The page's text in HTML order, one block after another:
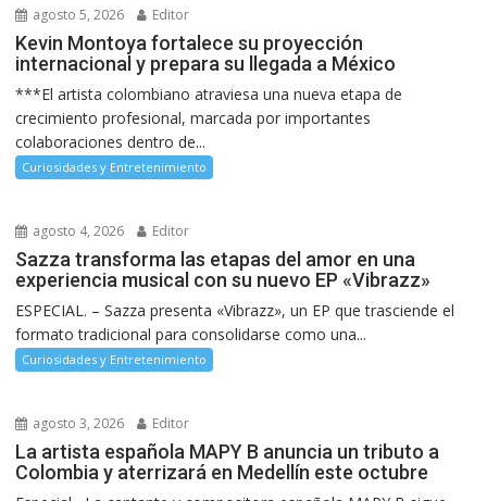
agosto 5, 2026 Editor
Kevin Montoya fortalece su proyección
internacional y prepara su llegada a México
***El artista colombiano atraviesa una nueva etapa de
crecimiento profesional, marcada por importantes
colaboraciones dentro de...
Curiosidades y Entretenimiento
agosto 4, 2026 Editor
Sazza transforma las etapas del amor en una
experiencia musical con su nuevo EP «Vibrazz»
ESPECIAL. – Sazza presenta «Vibrazz», un EP que trasciende el
formato tradicional para consolidarse como una...
Curiosidades y Entretenimiento
agosto 3, 2026 Editor
La artista española MAPY B anuncia un tributo a
Colombia y aterrizará en Medellín este octubre